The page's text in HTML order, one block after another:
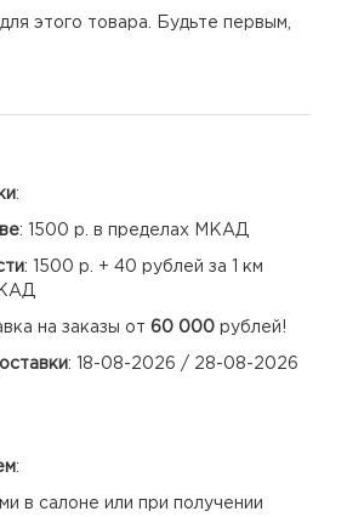
этого товара. Будьте первым,
:
: 1500 р. в пределах МКАД
: 1500 р. + 40 рублей за 1 км
на заказы от 60 000 рублей!
: 18-08-2026 / 28-08-2026
:
в салоне или при получении